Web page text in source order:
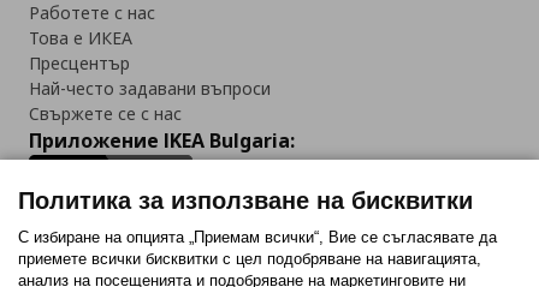
Работете с нас
Това е ИКЕА
Пресцентър
Най-често задавани въпроси
Свържете се с нас
Приложение IKEA Bulgaria:
Последвайте ни:
Политика за използване на бисквитки
С избиране на опцията „Приемам всички“, Вие се съгласявате да
приемете всички бисквитки с цел подобряване на навигацията,
анализ на посещенията и подобряване на маркетинговите ни